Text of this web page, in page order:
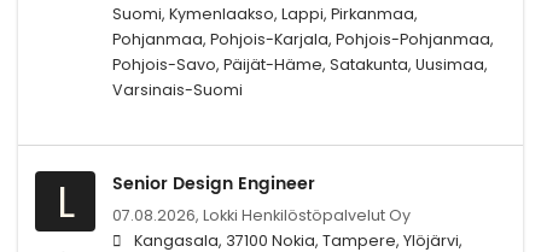
Suomi, Kymenlaakso, Lappi, Pirkanmaa,
Pohjanmaa, Pohjois-Karjala, Pohjois-Pohjanmaa,
Pohjois-Savo, Päijät-Häme, Satakunta, Uusimaa,
Varsinais-Suomi
L Senior Design Engineer
07.08.2026, Lokki Henkilöstöpalvelut Oy
Kangasala, 37100 Nokia, Tampere, Ylöjärvi,